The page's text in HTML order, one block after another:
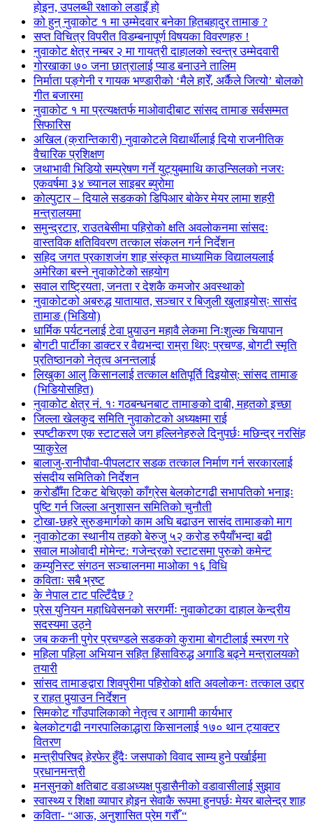
होइन, उपलब्धी रक्षाको लडाइँ हो
को हुन् नुवाकोट १ मा उम्मेदवार बनेका हितबहादुर तामाङ ?
सप्त विचित्र विपरीत विडम्बनापूर्ण विषयका विवरणहरु !
नुवाकोट क्षेत्र नम्बर २ मा गायत्री दाहालको स्वन्त्र उम्मेदवारी
गोरखाका ७० जना छात्रालाई प्याड बनाउने तालिम
निर्माता पङ्गेनी र गायक भण्डारीको ‘मैले हारेँ, अर्कैले जित्यो’ बोलको
गीत बजारमा
नुवाकोट १ मा प्रत्यक्षतर्फ माओवादीबाट सांसद तामाङ सर्वसम्मत
सिफारिस
अखिल (क्रान्तिकारी) नुवाकोटले विद्यार्थीलाई दियो राजनीतिक
वैचारिक प्रशिक्षण
जथाभावी भिडियो सम्प्रेषण गर्ने युट्युबमाथि काउन्सिलको नजरः
एकवर्षमा ३४ च्यानल साइबर ब्युरोमा
कोल्पुटार – दियाले सडकको डिपिआर बोकेर मेयर लामा शहरी
मन्त्रालयमा
समुन्द्रटार, राउतबेसीमा पहिरोको क्षति अवलोकनमा सांसदः
वास्तविक क्षतिविवरण तत्काल संकलन गर्न निर्देशन
सहिद जगत प्रकाशजंग शाह संस्कृत माध्यामिक विद्यालयलाई
अमेरिका बस्ने नुवाकोटेको सहयोग
सवाल राष्ट्रियता, जनता र देशकै कमजोर अवस्थाको
नुवाकोटको अबरुद्ध यातायात, सञ्चार र बिजुली खुलाइयोस्ः सासंद
तामाङ (भिडियो)
धार्मिक पर्यटनलाई टेवा पुर्‍याउन महावै लेकमा निःशुल्क चियापान
बोगटी पार्टीका डाक्टर र वैद्यभन्दा राम्रा थिएः प्रचण्ड, बोगटी स्मृति
प्रतिष्ठानको नेतृत्व अनन्तलाई
लिखुका आलु किसानलाई तत्काल क्षतिपूर्ति दिइयोस्: सांसद तामाङ
(भिडियोसहित)
नुवाकोट क्षेत्र नं. १ः गठबन्धनबाट तामाङको दाबी, महतको इच्छा
जिल्ला खेलकुद समिति नुवाकोटको अध्यक्षमा राई
स्पष्टीकरण एक स्टाटसले जग हल्लिनेहरुले दिनुपर्छः मछिन्द्र नरसिंह
प्याकुरेल
बालाजु-रानीपौवा-पीपलटार सडक तत्काल निर्माण गर्न सरकारलाई
संसदीय समितिको निर्देशन
करोडौँमा टिकट बेचिएको काँग्रेस बेलकोटगढी सभापतिको भनाइः
पुष्टि गर्न जिल्ला अनुशासन समितिको चुनौती
टोखा-छहरे सुरुङमार्गको काम अघि बढाउन सासंद तामाङको माग
नुवाकोटका स्थानीय तहको बेरुजु ५२ करोड रुपैयाँभन्दा बढी
सवाल माओवादी मोमेन्ट: गजेन्द्रको स्टाटसमा पुरुको कमेन्ट
कम्युनिस्ट संगठन सञ्चालनमा माओका १६ विधि
कविताः सबै भ्रष्ट
के नेपाल टाट पल्टिँदैछ ?
प्रेस युनियन महाधिवेसनको सरगर्मीः नुवाकोटका दाहाल केन्द्रीय
सदस्यमा उठ्ने
जब ककनी पुगेर प्रचण्डले सडकको कुरामा बोगटीलाई स्मरण गरे
महिला पहिला अभियान सहित हिंसाविरुद्ध अगाडि बढ्ने मन्त्रालयको
तयारी
सांसद तामाङद्वारा शिवपुरीमा पहिरोको क्षति अवलोकनः तत्काल उद्दार
र राहत पुर्‍याउन निर्देशन
सिमकोट गाँउपालिकाको नेतृत्व र आगामी कार्यभार
बेलकोटगढी नगरपालिकाद्धारा किसानलाई १७० थान ट्याक्टर
वितरण
मन्त्रीपरिषद् हेरफेर हुँदैः जसपाको विवाद साम्य हुने पर्खाईमा
प्रधानमन्त्री
मनसुनको क्षतिबाट वडाअध्यक्ष पुडासैनीको वडावासीलाई सुझाव
स्वास्थ्य र शिक्षा व्यापार होइन सेवाकै रूपमा हुनपर्छः मेयर बालेन्द्र शाह
कविता- “आऊ, अनुशासित प्रेम गरौँ “